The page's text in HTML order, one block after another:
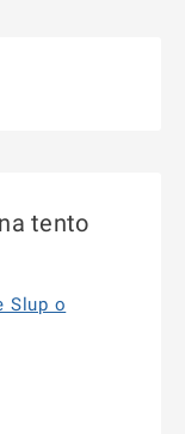
tento
Slup o